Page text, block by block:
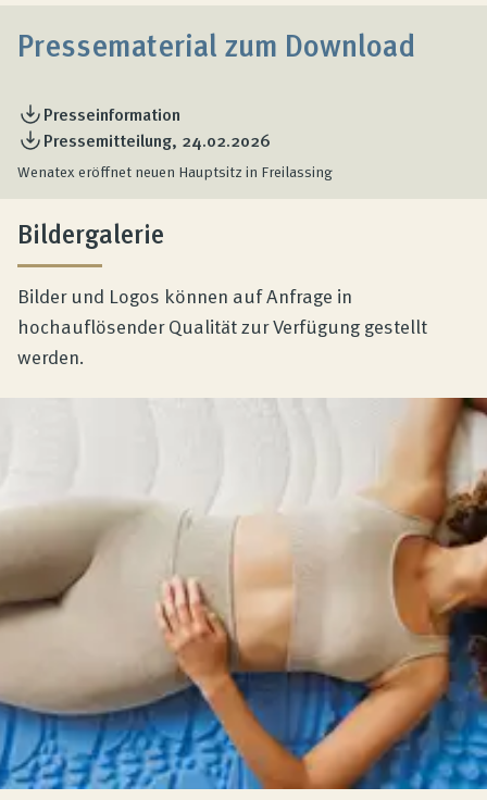
Pressematerial zum Download
Presseinformation
Pressemitteilung, 24.02.2026
Wenatex eröffnet neuen Hauptsitz in Freilassing
Bildergalerie
Bilder und Logos können auf Anfrage in
hochauflösender Qualität zur Verfügung gestellt
werden.